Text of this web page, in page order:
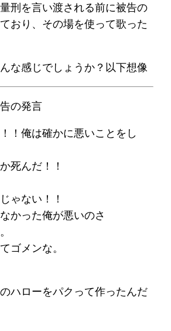
量刑を言い渡される前に被告の
おり、その場を使って歌った
な感じでしょうか？以下想像
の発言
！俺は確かに悪いことをし
死んだ！！
ゃない！！
かった俺が悪いのさ
ゴメンな。
ハローをパクって作ったんだ